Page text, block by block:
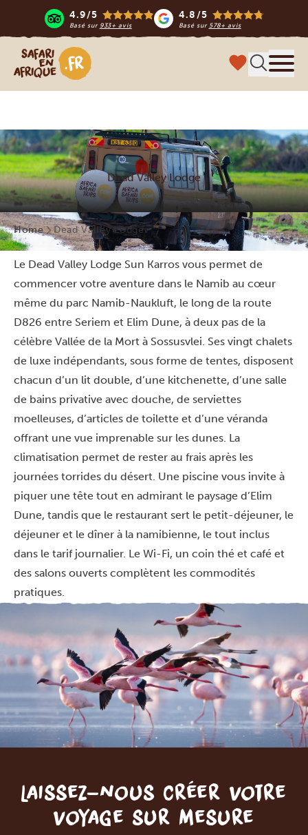
4.9/5
Basé sur 933+ avis
4.8/5
Basé sur 578+ avis
Safari en Afrique
Dead Valley Lodge
Home Dead Valley Lodge
Le Dead Valley Lodge Sun Karros vous permet de
commencer votre aventure dans le Namib au cœur
même du parc Namib-Naukluft, le long de la route
D826 entre Seriem et Elim Dune, à deux pas de la
célèbre Vallée de la Mort à Sossusvlei. Ses vingt chalets
de luxe indépendants, sous forme de tentes, disposent
chacun d’un lit double, d’une kitchenette, d’une salle
de bains privative avec douche, de serviettes
moelleuses, d’articles de toilette et d’une véranda
offrant une vue imprenable sur les dunes. La
climatisation permet de rester au frais après les
journées torrides du désert. Une piscine vous invite à
piquer une tête tout en admirant le paysage d’Elim
Dune, tandis que le restaurant sert le petit-déjeuner, le
déjeuner et le dîner à la namibienne, le tout inclus
dans le tarif journalier. Le Wi-Fi, un coin thé et café et
des salons ouverts complètent les commodités
pratiques.
Laissez-nous créer votre
voyage sur mesure